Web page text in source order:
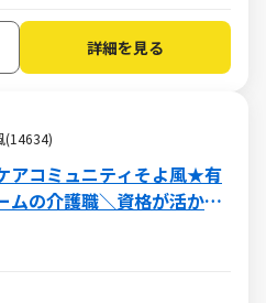
詳細を見る
(14634)
アコミュニティそよ風★有
ムの介護職＼資格が活かせ
クＯＫ・社保完備・各種